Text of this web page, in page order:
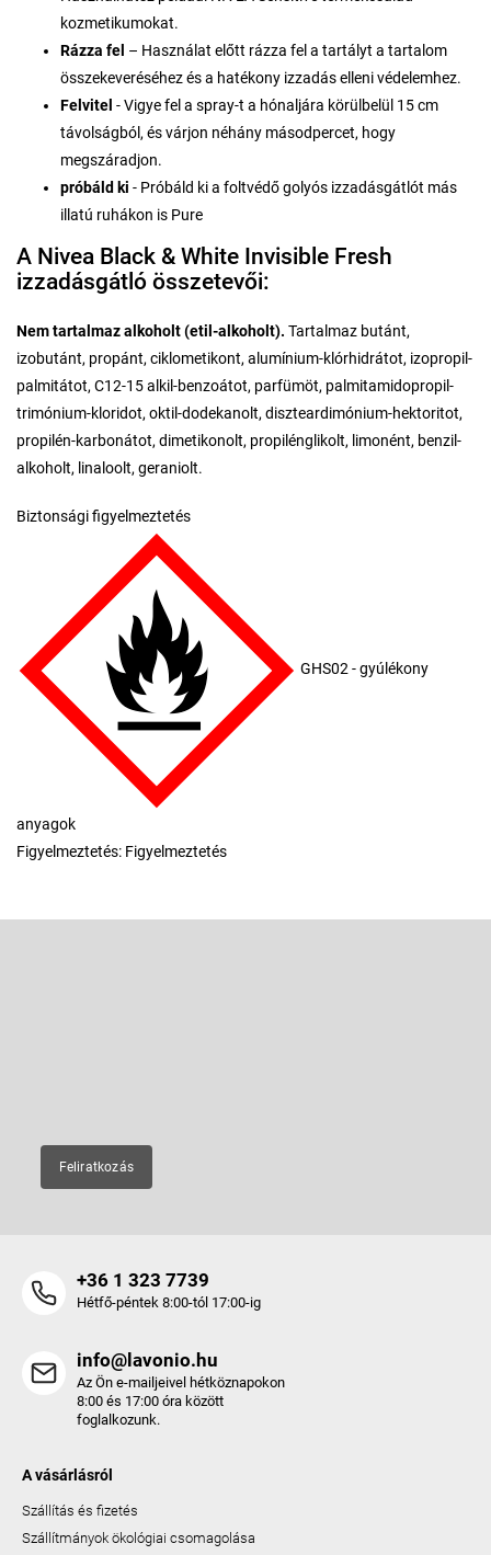
kozmetikumokat.
Rázza fel – Használat előtt rázza fel a tartályt a tartalom
összekeveréséhez és a hatékony izzadás elleni védelemhez.
Felvitel - Vigye fel a spray-t a hónaljára körülbelül 15 cm
távolságból, és várjon néhány másodpercet, hogy
megszáradjon.
próbáld ki - Próbáld ki a foltvédő golyós izzadásgátlót más
illatú ruhákon is Pure
A Nivea Black & White Invisible Fresh
izzadásgátló összetevői:
Nem tartalmaz alkoholt (etil-alkoholt). Tartalmaz butánt,
izobutánt, propánt, ciklometikont, alumínium-klórhidrátot, izopropil-
palmitátot, C12-15 alkil-benzoátot, parfümöt, palmitamidopropil-
trimónium-kloridot, oktil-dodekanolt, diszteardimónium-hektoritot,
propilén-karbonátot, dimetikonolt, propilénglikolt, limonént, benzil-
alkoholt, linaloolt, geraniolt.
Biztonsági figyelmeztetés
GHS02 - gyúlékony
anyagok
Figyelmeztetés: Figyelmeztetés
Feliratkozás
+36 1 323 7739
Hétfő-péntek 8:00-tól 17:00-ig
info@lavonio.hu
Az Ön e-mailjeivel hétköznapokon
8:00 és 17:00 óra között
foglalkozunk.
A vásárlásról
Szállítás és fizetés
Szállítmányok ökológiai csomagolása